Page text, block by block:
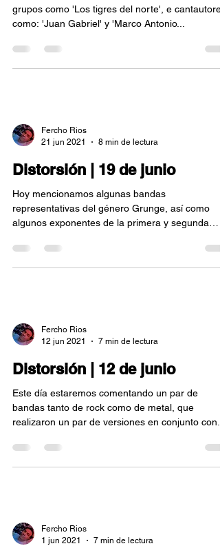
grupos como 'Los tigres del norte', e cantautores
como: 'Juan Gabriel' y 'Marco Antonio...
Fercho Rios
21 jun 2021
8 min de lectura
Distorsión | 19 de junio
Hoy mencionamos algunas bandas
representativas del género Grunge, así como
algunos exponentes de la primera y segunda
Fercho Rios
12 jun 2021
7 min de lectura
Distorsión | 12 de junio
Este día estaremos comentando un par de
bandas tanto de rock como de metal, que
realizaron un par de versiones en conjunto con...
Fercho Rios
1 jun 2021
7 min de lectura